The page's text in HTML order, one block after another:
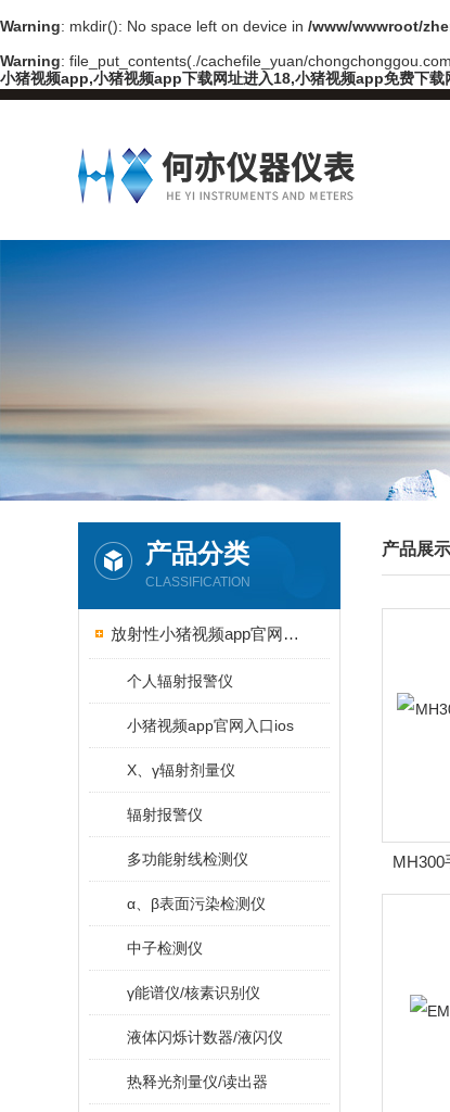
Warning: mkdir(): No space left on device in /www/wwwroot/
Warning: file_put_contents(./cachefile_yuan/
小猪视频app,小猪视频app下载网址进入18,小猪视频app免费下
产品分类
CLASSIFICATION
放射性小猪视频app官网入口ios
个人辐射报警仪
小猪视频app官网入口ios
X、γ辐射剂量仪
辐射报警仪
多功能射线检测仪
α、β表面污染检测仪
中子检测仪
γ能谱仪/核素识别仪
液体闪烁计数器/液闪仪
热释光剂量仪/读出器
产品展示
MH300